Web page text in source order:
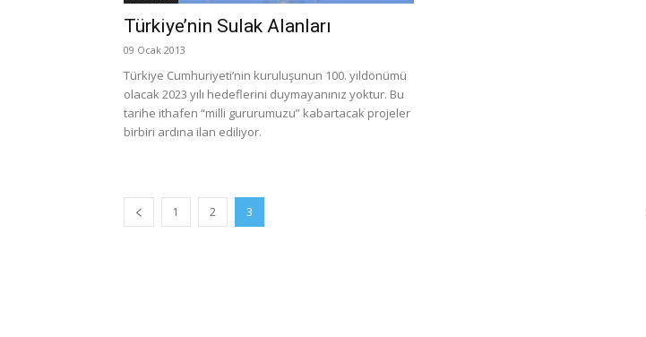
Türkiye’nin Sulak Alanları
09 Ocak 2013
Türkiye Cumhuriyeti’nin kuruluşunun 100. yıldönümü
olacak 2023 yılı hedeflerini duymayanınız yoktur. Bu
tarihe ithafen “milli gururumuzu” kabartacak projeler
birbiri ardına ilan ediliyor.
1 2 3